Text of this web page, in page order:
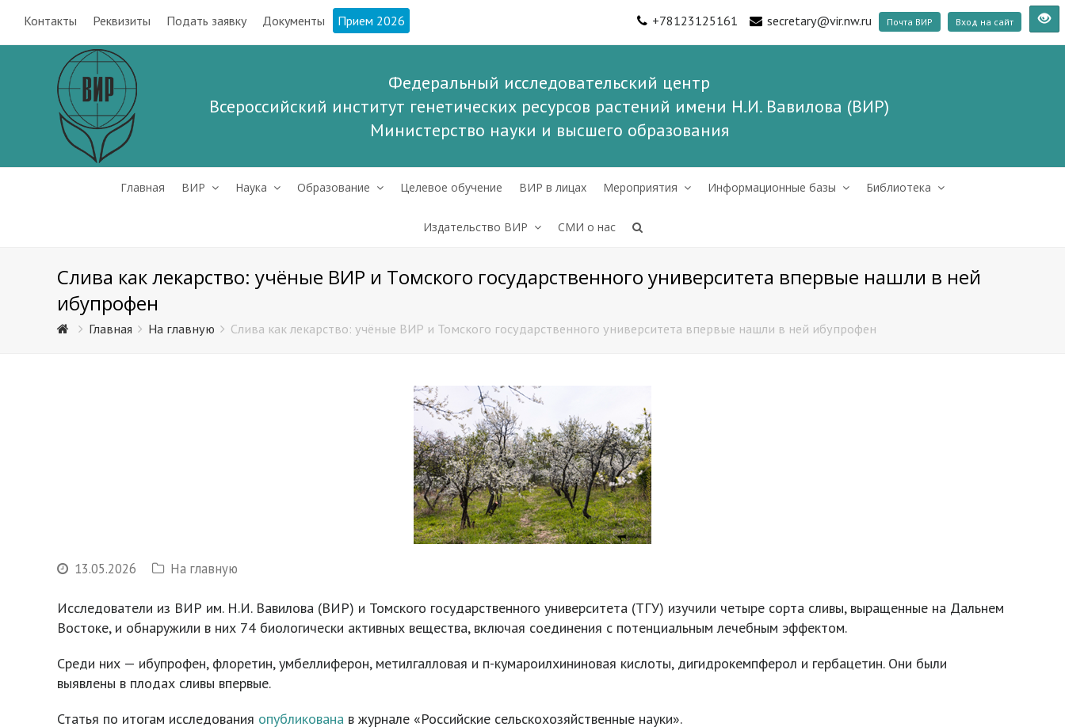
Контакты Реквизиты Подать заявку Документы Прием 2026 +78123125161 secretary@vir.nw.ru Почта ВИР Вход на сайт
Федеральный исследовательский центр
Всероссийский институт генетических ресурсов растений имени Н.И. Вавилова (ВИР)
Министерство науки и высшего образования
Главная ВИР Наука Образование Целевое обучение ВИР в лицах Мероприятия Информационные базы Библиотека
Издательство ВИР СМИ о нас
Слива как лекарство: учёные ВИР и Томского государственного университета впервые нашли в ней
ибупрофен
Главная На главную Слива как лекарство: учёные ВИР и Томского государственного университета впервые нашли в ней ибупрофен
13.05.2026 На главную
Исследователи из ВИР им. Н.И. Вавилова (ВИР) и Томского государственного университета (ТГУ) изучили четыре сорта сливы, выращенные на Дальнем
Востоке, и обнаружили в них 74 биологически активных вещества, включая соединения с потенциальным лечебным эффектом.
Среди них — ибупрофен, флоретин, умбеллиферон, метилгалловая и п-кумароилхининовая кислоты, дигидрокемпферол и гербацетин. Они были
выявлены в плодах сливы впервые.
Статья по итогам исследования опубликована в журнале «Российские сельскохозяйственные науки».